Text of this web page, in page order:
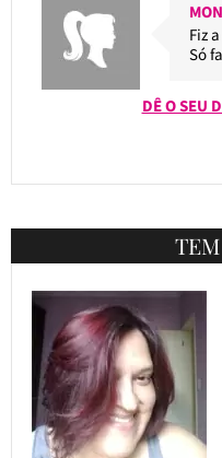
Fiz
Só
DÊ O SEU